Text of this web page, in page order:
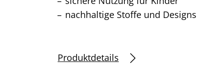
nachhaltige Stoffe und Designs
Produktdetails